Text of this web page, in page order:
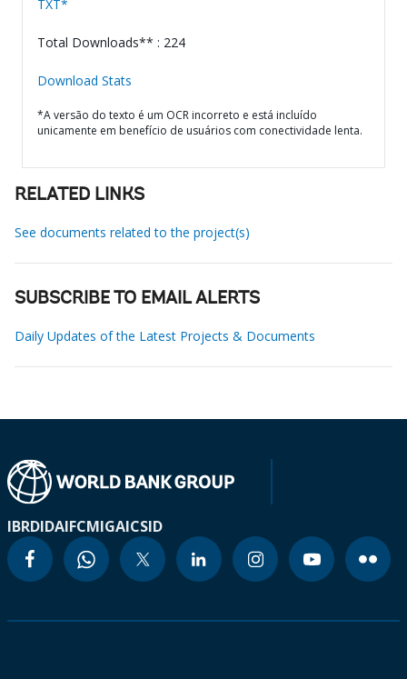
TXT*
Total Downloads** : 224
Download Stats
*A versão do texto é um OCR incorreto e está incluído
unicamente em benefício de usuários com conectividade lenta.
RELATED LINKS
See documents related to the project(s)
SUBSCRIBE TO EMAIL ALERTS
Daily Updates of the Latest Projects & Documents
IBRDIDAIFCMIGAICSID